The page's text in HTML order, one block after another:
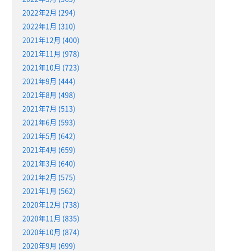
2022年2月 (294)
2022年1月 (310)
2021年12月 (400)
2021年11月 (978)
2021年10月 (723)
2021年9月 (444)
2021年8月 (498)
2021年7月 (513)
2021年6月 (593)
2021年5月 (642)
2021年4月 (659)
2021年3月 (640)
2021年2月 (575)
2021年1月 (562)
2020年12月 (738)
2020年11月 (835)
2020年10月 (874)
2020年9月 (699)